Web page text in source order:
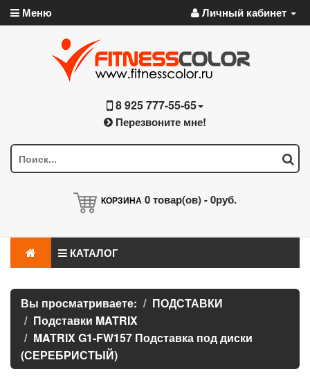
Меню Личный кабинет
8 925 777-55-65
Перезвоните мне!
КОРЗИНА 0товар(ов) -0руб.
КАТАЛОГ
Вы просматриваете:
ПОДСТАВКИ
Подставки MATRIX
MATRIX G1-FW157 Подставка под диски
(СЕРЕБРИСТЫЙ)